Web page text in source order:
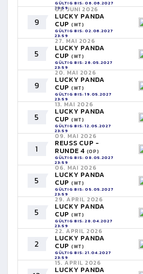
GÜLTIG BIS: 06.06.2027
23:59
9
03. JUNI 2026
LUCKY PANDA
CUP (WT)
GÜLTIG BIS: 02.06.2027
23:59
5
27. MAI 2026
LUCKY PANDA
CUP (WT)
GÜLTIG BIS: 26.05.2027
23:59
9
20. MAI 2026
LUCKY PANDA
CUP (WT)
GÜLTIG BIS: 19.05.2027
23:59
5
13. MAI 2026
LUCKY PANDA
CUP (WT)
GÜLTIG BIS: 12.05.2027
23:59
1
09. MAI 2026
REUSS CUP -
RUNDE 4 (OP)
GÜLTIG BIS: 08.05.2027
23:59
5
06. MAI 2026
LUCKY PANDA
CUP (WT)
GÜLTIG BIS: 05.05.2027
23:59
5
29. APRIL 2026
LUCKY PANDA
CUP (WT)
GÜLTIG BIS: 28.04.2027
23:59
2
22. APRIL 2026
LUCKY PANDA
CUP (WT)
GÜLTIG BIS: 21.04.2027
23:59
15. APRIL 2026
LUCKY PANDA